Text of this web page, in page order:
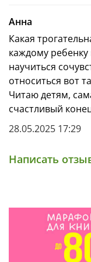
удерживает
Отличный
интересные
Анна
Какая
каждому
научиться
относиться вот
Читаю детям,
счастливый
28.05.2025 17:29
Написать